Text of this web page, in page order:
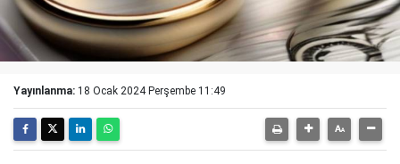
Yayınlanma: 18 Ocak 2024 Perşembe 11:49